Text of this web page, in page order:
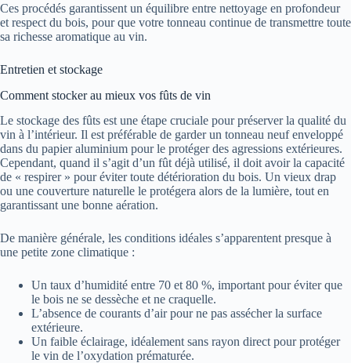
Ces procédés garantissent un équilibre entre nettoyage en profondeur
et respect du bois, pour que votre tonneau continue de transmettre toute
sa richesse aromatique au vin.
Entretien et stockage
Comment stocker au mieux vos fûts de vin
Le stockage des fûts est une étape cruciale pour préserver la qualité du
vin à l’intérieur. Il est préférable de garder un tonneau neuf enveloppé
dans du papier aluminium pour le protéger des agressions extérieures.
Cependant, quand il s’agit d’un fût déjà utilisé, il doit avoir la capacité
de « respirer » pour éviter toute détérioration du bois. Un vieux drap
ou une couverture naturelle le protégera alors de la lumière, tout en
garantissant une bonne aération.
De manière générale, les conditions idéales s’apparentent presque à
une petite zone climatique :
Un taux d’humidité entre 70 et 80 %, important pour éviter que
le bois ne se dessèche et ne craquelle.
L’absence de courants d’air pour ne pas assécher la surface
extérieure.
Un faible éclairage, idéalement sans rayon direct pour protéger
le vin de l’oxydation prématurée.